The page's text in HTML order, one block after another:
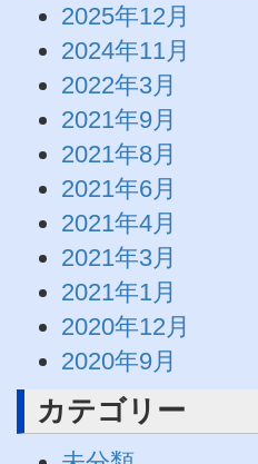
2025年12月
2024年11月
2022年3月
2021年9月
2021年8月
2021年6月
2021年4月
2021年3月
2021年1月
2020年12月
2020年9月
カテゴリー